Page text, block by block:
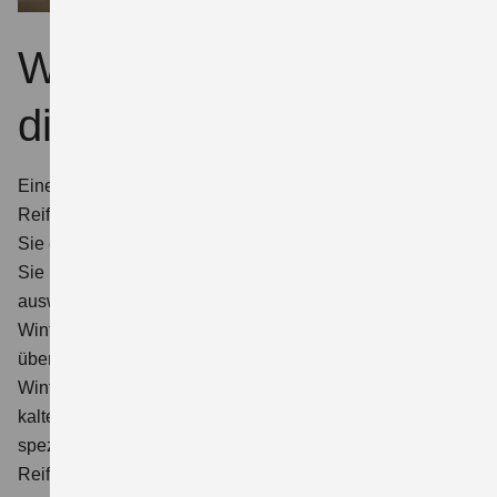
Winterkompletträder:
die beste Wahl.
Eine Postkarte: so groß ist etwa die Kontaktfläche eines
Reifens.
Sie entscheidet, wie lang Ihr Bremsweg ist oder wie sicher
Sie in der Spur bleiben, wenn Sie einem Hindernis
ausweichen. Vergleichstests beweisen: Sommer- und
Winterräder sind Ganzjahresreifen in Sachen Sicherheit
überlegen.
Winterreifen sorgt weicherer Gummi für mehr Grip auf
kaltem, nassem oder verschneitem Untergrund. Die mit
speziellen Lamellen und Profilrillen versehene
Reifenoberfläche beugt den Gefahren durch Aquaplaning